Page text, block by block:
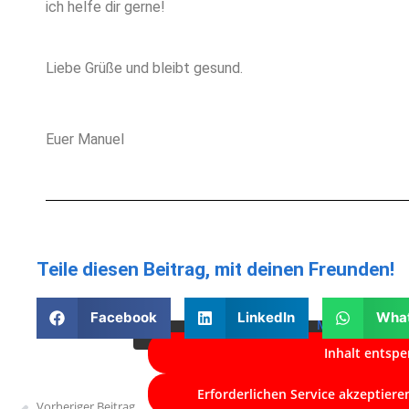
ich helfe dir gerne!
Liebe Grüße und bleibt gesund.
Euer Manuel
Sie sehen gerade einen
eigentlichen Inhalt zuzugreifen, klicken
beachten Sie, dass dabei Daten an
Mehr
Inhalt
Erforderlichen Service
Teile diesen Beitrag, mit deinen Freunden!
Facebook LinkedIn